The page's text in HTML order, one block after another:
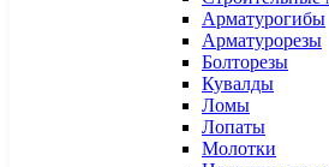
Арматурогибы
Арматурорезы
Болторезы
Кувалды
Ломы
Лопаты
Молотки